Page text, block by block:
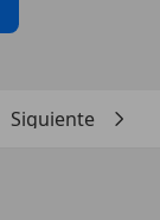
Siguiente